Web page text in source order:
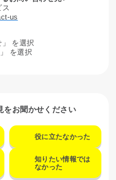
ス
us
を選択
を選択
をお聞かせください
役に立たなかった
知りたい情報では
なかった